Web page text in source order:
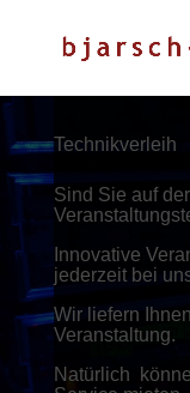
Technikverleih
Sind Sie auf
Innovative
jederzeit bei
Wir liefern
Veranstaltung.
Natürlich